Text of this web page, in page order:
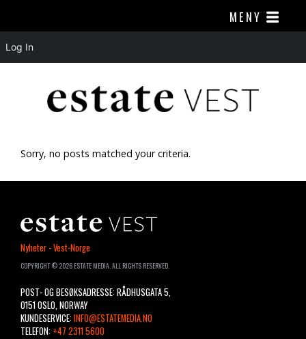
MENY
Sorry, no posts matched your criteria.
ESTATE
Nyheter - Vest-Norge
COPYRIGHT © 2026 ESTATE MEDIA. ALL RIGHTS RESERVED.
POST- OG BESØKSADRESSE: RÅDHUSGATA 5,
0151 OSLO, NORWAY
KUNDESERVICE: INFO@ESTATEMEDIA.NO
TELEFON: +47 2311 5600
Log In